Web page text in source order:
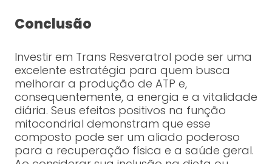
Conclusão
Investir em Trans Resveratrol pode ser uma
excelente estratégia para quem busca
melhorar a produção de ATP e,
consequentemente, a energia e a vitalidade
diária. Seus efeitos positivos na função
mitocondrial demonstram que esse
composto pode ser um aliado poderoso
para a recuperação física e a saúde geral.